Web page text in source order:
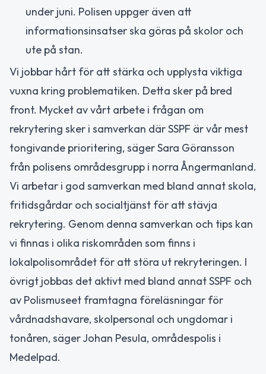
under juni. Polisen uppger även att
informationsinsatser ska göras på skolor och
ute på stan.
Vi jobbar hårt för att stärka och upplysta viktiga
vuxna kring problematiken. Detta sker på bred
front. Mycket av vårt arbete i frågan om
rekrytering sker i samverkan där SSPF är vår mest
tongivande prioritering, säger Sara Göransson
från polisens områdesgrupp i norra Ångermanland.
Vi arbetar i god samverkan med bland annat skola,
fritidsgårdar och socialtjänst för att stävja
rekrytering. Genom denna samverkan och tips kan
vi finnas i olika riskområden som finns i
lokalpolisområdet för att störa ut rekryteringen. I
övrigt jobbas det aktivt med bland annat SSPF och
av Polismuseet framtagna föreläsningar för
vårdnadshavare, skolpersonal och ungdomar i
tonåren, säger Johan Pesula, områdespolis i
Medelpad.